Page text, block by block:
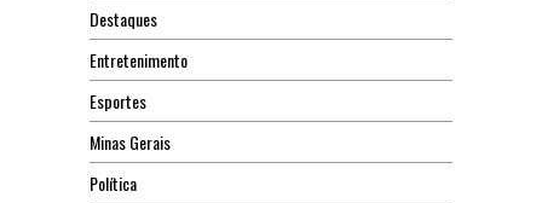
Destaques
Entretenimento
Esportes
Minas Gerais
Política